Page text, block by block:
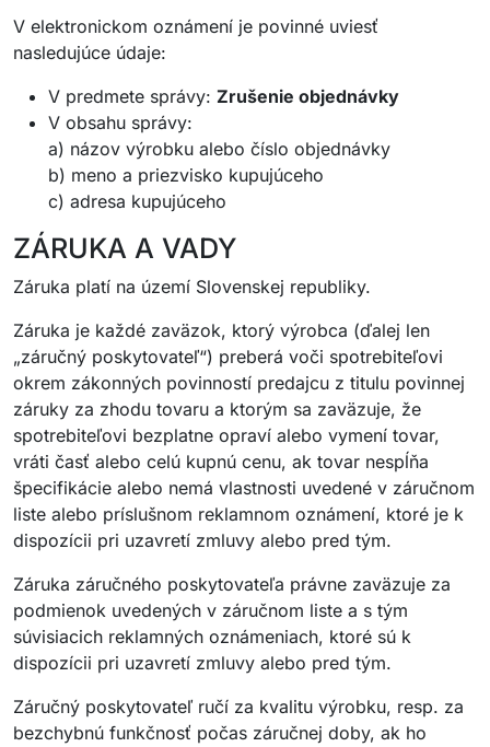
V elektronickom oznámení je povinné uviesť
nasledujúce údaje:
V predmete správy: Zrušenie objednávky
V obsahu správy:
a) názov výrobku alebo číslo objednávky
b) meno a priezvisko kupujúceho
c) adresa kupujúceho
ZÁRUKA A VADY
Záruka platí na území Slovenskej republiky.
Záruka je každé zaväzok, ktorý výrobca (ďalej len
„záručný poskytovateľ“) preberá voči spotrebiteľovi
okrem zákonných povinností predajcu z titulu povinnej
záruky za zhodu tovaru a ktorým sa zaväzuje, že
spotrebiteľovi bezplatne opraví alebo vymení tovar,
vráti časť alebo celú kupnú cenu, ak tovar nespĺňa
špecifikácie alebo nemá vlastnosti uvedené v záručnom
liste alebo príslušnom reklamnom oznámení, ktoré je k
dispozícii pri uzavretí zmluvy alebo pred tým.
Záruka záručného poskytovateľa právne zaväzuje za
podmienok uvedených v záručnom liste a s tým
súvisiacich reklamných oznámeniach, ktoré sú k
dispozícii pri uzavretí zmluvy alebo pred tým.
Záručný poskytovateľ ručí za kvalitu výrobku, resp. za
bezchybnú funkčnosť počas záručnej doby, ak ho